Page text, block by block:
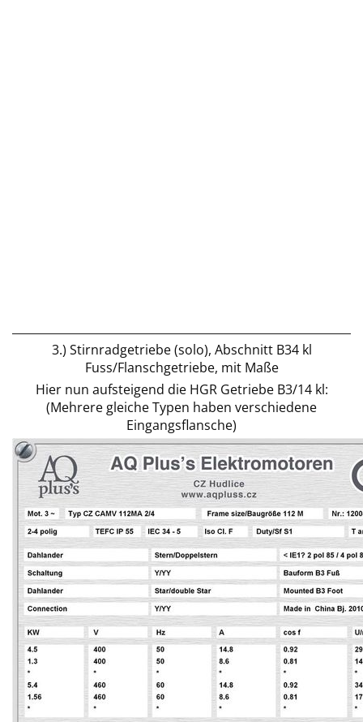
3.) Stirnradgetriebe (solo), Abschnitt B34 kl
Fuss/Flanschgetriebe, mit Maße
Hier nun aufsteigend die HGR Getriebe B3/14 kl:
(Mehrere gleiche Typen haben verschiedene
Eingangsflansche)